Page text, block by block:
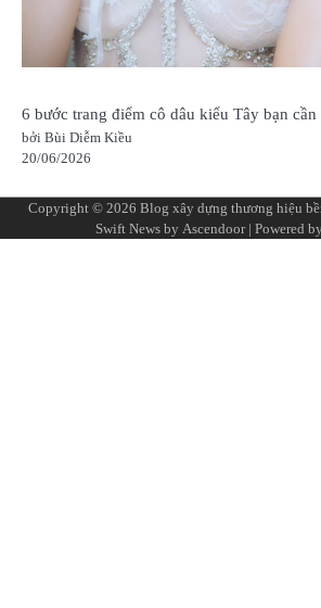
6 bước trang điểm cô dâu kiểu Tây bạn cần
bởi Bùi Diễm Kiều
20/06/2026
Copyright © 2026 Blog xây dựng thương hiệu
Swift News by Ascendoor| Powered